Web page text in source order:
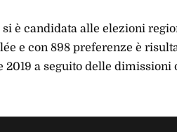
si è candidata alle elezioni
e con 898 preferenze è
2019 a seguito delle dimissioni